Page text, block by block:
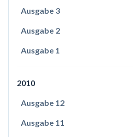
Ausgabe 3
Ausgabe 2
Ausgabe 1
2010
Ausgabe 12
Ausgabe 11